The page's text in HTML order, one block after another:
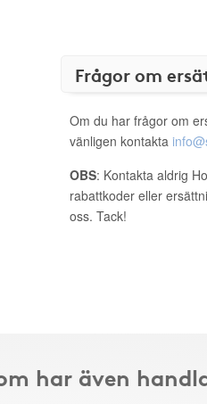
Frågor om
Om du har frågor om
vänligen kontakta
OBS: Kontakta aldrig
rabattkoder eller
oss. Tack!
har även